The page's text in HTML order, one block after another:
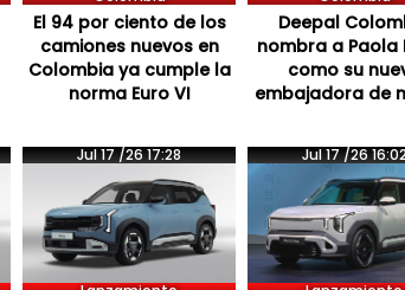
El 94 por ciento de los
camiones nuevos en
Colombia ya cumple la
norma Euro VI
Deepal
nombra a Paola
como su
embajadora de
Jul 17 /26 17:28 Jul 17 /26